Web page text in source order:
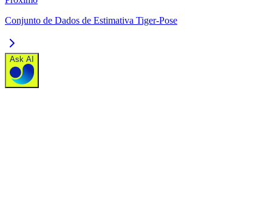
Conjunto de Dados de Estimativa Tiger-Pose
Ask AI